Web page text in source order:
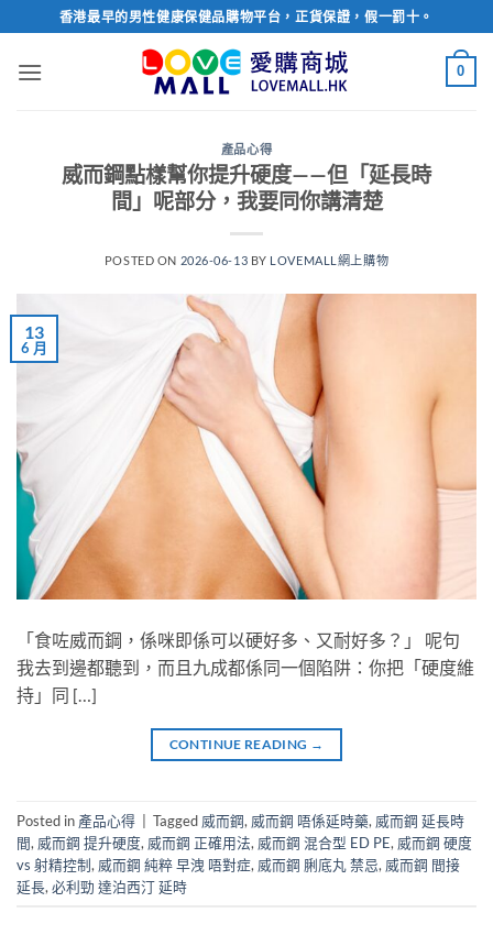
to
content
香港最早的男性健康保健品購物平台，正貨保證，假一罰十。
0
產品心得
威而鋼點樣幫你提升硬度——但「延長時
間」呢部分，我要同你講清楚
POSTED ON 2026-06-13 BY LOVEMALL網上購物
13
6 月
「食咗威而鋼，係咪即係可以硬好多、又耐好多？」 呢句
我去到邊都聽到，而且九成都係同一個陷阱：你把「硬度維
持」同 […]
CONTINUE READING →
Posted in 產品心得 Tagged 威而鋼, 威而鋼 唔係延時藥, 威而鋼 延長時
間, 威而鋼 提升硬度, 威而鋼 正確用法, 威而鋼 混合型 ED PE, 威而鋼 硬度
vs 射精控制, 威而鋼 純粹 早洩 唔對症, 威而鋼 脷底丸 禁忌, 威而鋼 間接
延長, 必利勁 達泊西汀 延時